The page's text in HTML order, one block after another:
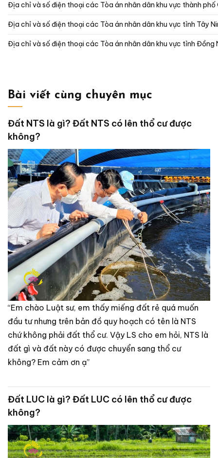
Địa chỉ và số điện thoại các Tòa án nhân dân khu vực thành phố
Địa chỉ và số điện thoại các Tòa án nhân dân khu vực tỉnh Tây
Địa chỉ và số điện thoại các Tòa án nhân dân khu vực tỉnh Đồng
Bài viết cùng chuyên mục
Đất NTS là gì? Đất NTS có lên thổ cư được
không?
“Em chào Luật sư, em thấy miếng đất rẻ quá muốn
đầu tư nhưng trên bản đồ quy hoạch có tên là NTS
chứ không phải đất thổ cư. Vậy LS cho em hỏi, NTS là
đất gì và đất này có được chuyển sang thổ cư
không? Em cảm ơn ạ”
Đất LUC là gì? Đất LUC có lên thổ cư được
không?